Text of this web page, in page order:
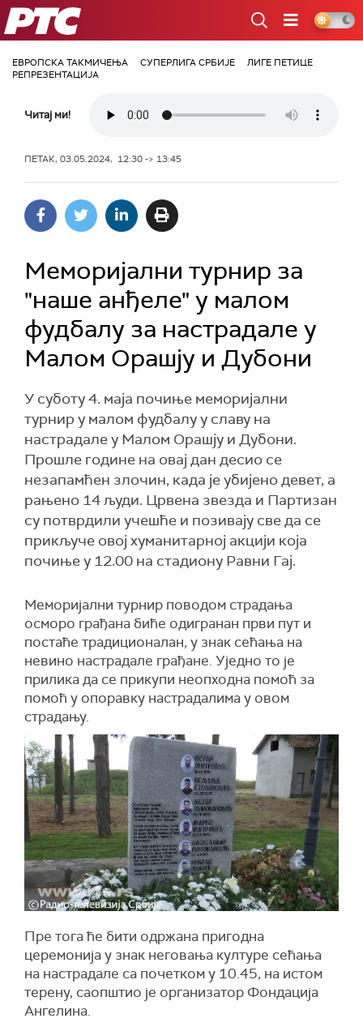
РТС
ЕВРОПСКА ТАКМИЧЕЊА СУПЕРЛИГА СРБИЈЕ
ЛИГЕ ПЕТИЦЕ
РЕПРЕЗЕНТАЦИЈА
Читај ми!
ПЕТАК, 03.05.2024, 12:30 -> 13:45
Меморијални турнир за
"наше анђеле" у малом
фудбалу за настрадале у
Малом Орашју и Дубони
У суботу 4. маја почиње меморијални
турнир у малом фудбалу у славу на
настрадале у Малом Орашју и Дубони.
Прошле године на овај дан десио се
незапамћен злочин, када је убијено девет, а
рањено 14 људи. Црвена звезда и Партизан
су потврдили учешће и позивају све да се
прикључе овој хуманитарној акцији која
почиње у 12.00 на стадиону Равни Гај.
Меморијални турнир поводом страдања
осморо грађана биће одигранан први пут и
постаће традиционалан, у знак сећања на
невино настрадале грађане. Уједно то је
прилика да се прикупи неопходна помоћ за
помоћ у опоравку настрадалима у овом
страдању.
Пре тога ће бити одржана пригодна
церемонија у знак неговања културе сећања
на настрадале са почетком у 10.45, на истом
терену, саопштио је организатор Фондација
Ангелина.